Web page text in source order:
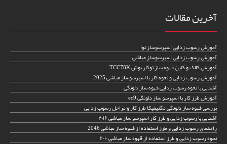
آخرین مقالات
آموزش رسوب زدایی اسپرسوساز نوا
آموزش رسوب زدایی اسپرسوساز مباشی
آموزش کالک و کلین قهوه ساز توکار بوش TCC78K
آموزش رسوب زدایی و نحوه کار با اسپرسوساز مباشی 2025
آشنایی با نحوه رسوب زدایی قهوه ساز دلونگی
آموزش طرز کار با اسپرسو ساز دلونگی ec9
بررسی قهوه ساز دلونگی مگنیفیکا طرز کار و مراحل رسوب زدایی
آشنایی با رسوب زدایی و طرز کار اسپرسو ساز مباشی ۲۰۱۶
راهنمای رسوب زدایی و طرز استفاده از قهوه ساز مباشی 2046
نحوه رسوب زدایی و طرز استفاده از قهوه ساز مباشی ۲۰۱۰